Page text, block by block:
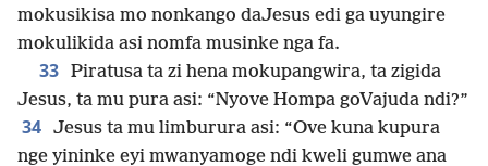
mokusikisa mo nonkango daJesus edi ga uyungire
mokulikida asi nomfa musinke nga fa.
33 Piratusa ta zi hena mokupangwira, ta zigida
Jesus, ta mu pura asi: “Nyove Hompa goVajuda ndi?”
34 Jesus ta mu limburura asi: “Ove kuna kupura
nge yininke eyi mwanyamoge ndi kweli gumwe ana